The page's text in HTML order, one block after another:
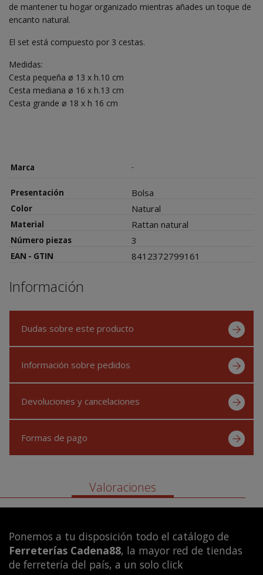
de mantener tu hogar organizado mientras añades un toque de
encanto natural.
El set está compuesto por 3 cestas.
Medidas:
Cesta pequeña ø 13 x h.10 cm
Cesta mediana ø 16 x h.13 cm
Cesta grande ø 18 x h 16 cm
Marca -
Presentación Bolsa
Color Natural
Material Rattan natural
Número piezas 3
EAN - GTIN 8412372799161
Información
Dudas sobre este producto
Información sobre pedidos
Devoluciones y cancelaciones
Formas de pago
Valoraciones
Ponemos a tu disposición todo el catálogo de
Ferreterías Cadena88, la mayor red de tiendas
de ferretería del país, a un solo click